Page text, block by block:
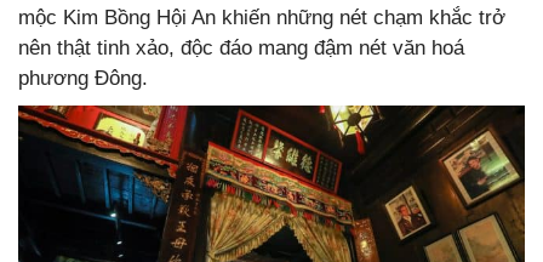
mộc Kim Bồng Hội An khiến những nét chạm khắc trở
nên thật tinh xảo, độc đáo mang đậm nét văn hoá
phương Đông.